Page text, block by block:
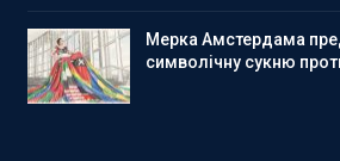
Мерка Амстердама
символічну сукню